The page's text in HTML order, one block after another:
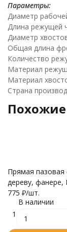
Параметры:
Диаметр
Длина режущей
Диаметр
Общая длина
Количество
Материал
Материал
Страна
Прямая
дереву,
775 ₽/шт.
В наличии
1